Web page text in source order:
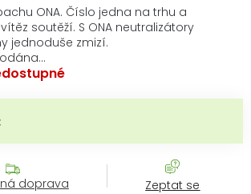
ONA. Číslo jedna na trhu a
soutěží. S ONA neutralizátory
jednoduše zmizí.
doprava Zeptat se